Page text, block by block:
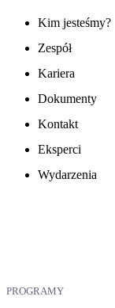
Kim jesteśmy?
Zespół
Kariera
Dokumenty
Kontakt
Eksperci
Wydarzenia
PROGRAMY